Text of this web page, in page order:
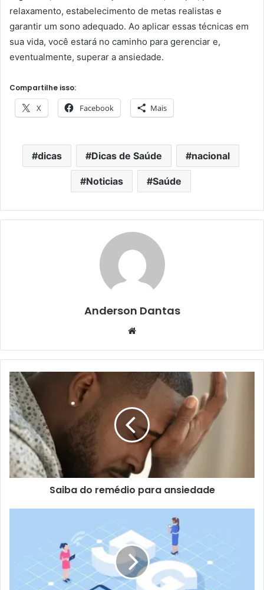
relaxamento, estabelecimento de metas realistas e
garantir um sono adequado. Ao aplicar essas técnicas em
sua vida, você estará no caminho para gerenciar e,
eventualmente, superar a ansiedade.
Compartilhe isso:
X Facebook Mais
dicas Dicas de Saúde nacional
Noticias Saúde
Anderson Dantas
Website
Saiba do remédio para ansiedade